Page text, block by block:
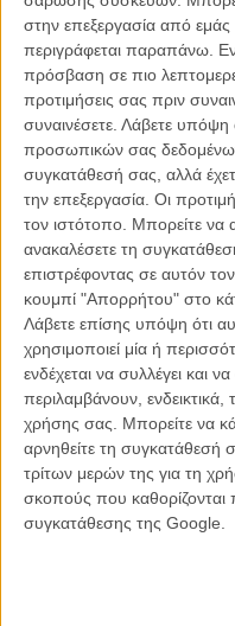
στην επεξεργασία από
περιγράφεται παραπάνω.
πρόσβαση σε πιο
προτιμήσεις σας πριν
συναινέσετε. Λάβετε υπόψη
προσωπικών σας δεδομένων
συγκατάθεσή σας, αλλά
την επεξεργασία. Οι
τον ιστότοπο. Μπορείτε να
ανακαλέσετε τη
επιστρέφοντας σε αυτόν
κουμπί "Απορρήτου" στο
Λάβετε επίσης υπόψη ότι
χρησιμοποιεί μία ή
ενδέχεται να συλλέγει και
περιλαμβάνουν,
χρήσης σας. Μπορείτε να
αρνηθείτε τη συγκατάθεσή
τρίτων μερών της για τη
σκοπούς που
συγκατάθεσης της Google.
Στην σειρά θα
ντεντέκτιβ Λιζ Ντάνβερς. Η
σημαντικό ρόλο της
ενήλικη σειρά (η Φόστερ
1975).
Σύμφωνα με την επίσημη
στους ντετέκτιβ Λιζ
να λύσουν την υπόθεση έξι
Σταθμό Tsalal Arctic που